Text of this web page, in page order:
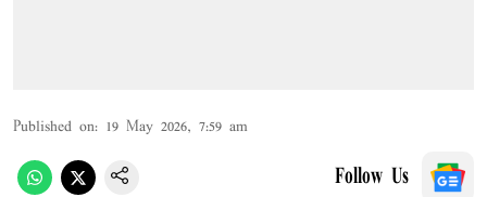
Published on: 19 May 2026, 7:59 am
Follow Us